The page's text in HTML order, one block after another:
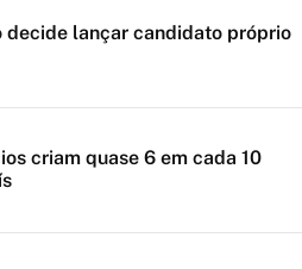
decide lançar candidato próprio
criam quase 6 em cada 10